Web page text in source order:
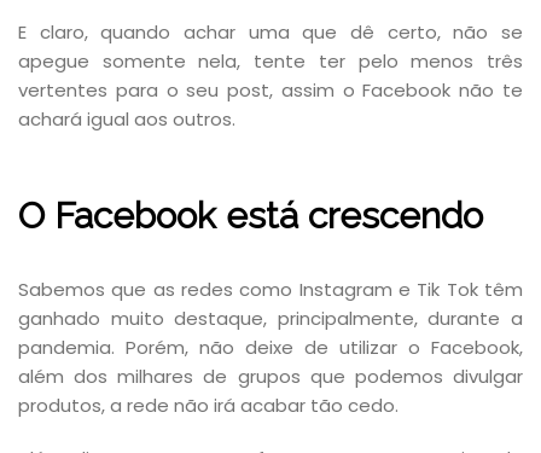
E claro, quando achar uma que dê certo, não se
apegue somente nela, tente ter pelo menos três
vertentes para o seu post, assim o Facebook não te
achará igual aos outros.
O Facebook está crescendo
Sabemos que as redes como Instagram e Tik Tok têm
ganhado muito destaque, principalmente, durante a
pandemia. Porém, não deixe de utilizar o Facebook,
além dos milhares de grupos que podemos divulgar
produtos, a rede não irá acabar tão cedo.